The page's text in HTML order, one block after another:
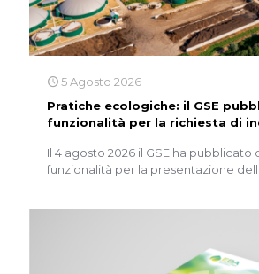
5 Agosto 2026
Pratiche ecologiche: il GSE
funzionalità per la richiesta di
Il 4 agosto 2026 il GSE ha pubblicato
funzionalità per la presentazione